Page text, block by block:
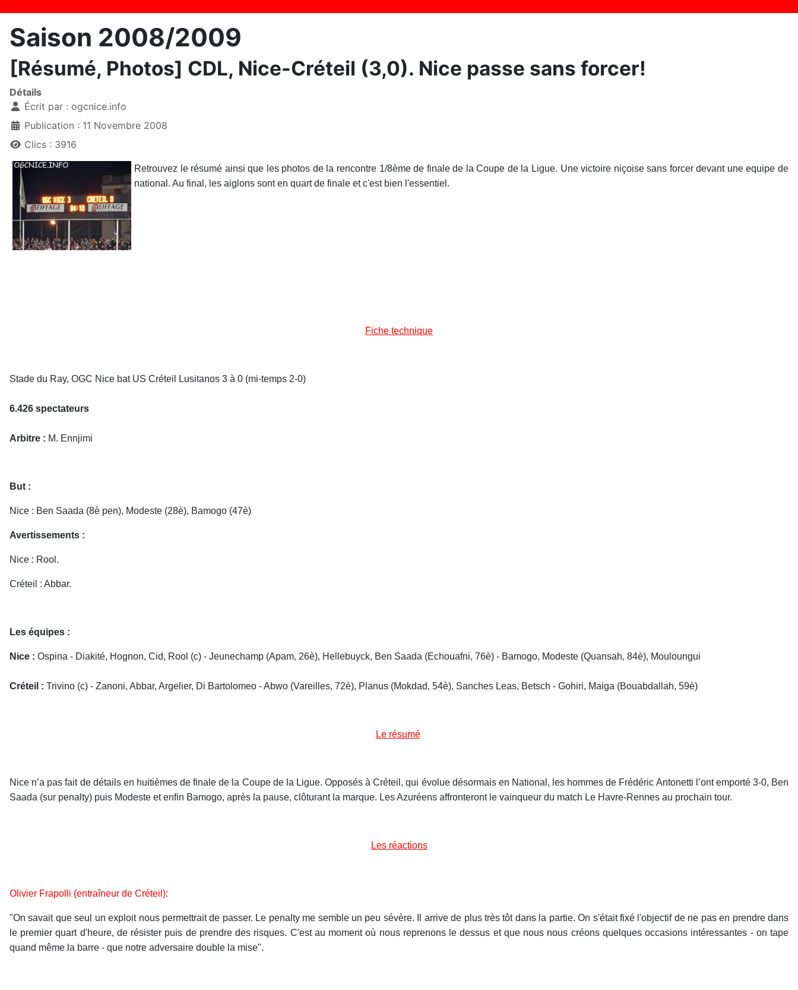
Saison 2008/2009
[Résumé, Photos] CDL, Nice-Créteil (3,0). Nice passe sans forcer!
Détails
Écrit par : ogcnice.info
Publication : 11 Novembre 2008
Clics : 3916
Retrouvez le résumé ainsi que les photos de la rencontre 1/8ème de finale de la Coupe de la Ligue. Une victoire niçoise sans forcer devant une equipe de
national. Au final, les aiglons sont en quart de finale et c'est bien l'essentiel.
Fiche technique
Stade du Ray, OGC Nice bat US Créteil Lusitanos 3 à 0 (mi-temps 2-0)
6.426 spectateurs
Arbitre : M. Ennjimi
But :
Nice : Ben Saada (8è pen), Modeste (28è), Bamogo (47è)
Avertissements :
Nice : Rool.
Créteil : Abbar.
Les équipes :
Nice : Ospina - Diakité, Hognon, Cid, Rool (c) - Jeunechamp (Apam, 26è), Hellebuyck, Ben Saada (Echouafni, 76è) - Bamogo, Modeste (Quansah, 84è), Mouloungui
Créteil : Trivino (c) - Zanoni, Abbar, Argelier, Di Bartolomeo - Abwo (Vareilles, 72è), Planus (Mokdad, 54è), Sanches Leas, Betsch - Gohiri, Maiga (Bouabdallah, 59è)
Le résumé
Nice n’a pas fait de détails en huitièmes de finale de la Coupe de la Ligue. Opposés à Créteil, qui évolue désormais en National, les hommes de Frédéric Antonetti l’ont emporté 3-0, Ben
Saada (sur penalty) puis Modeste et enfin Bamogo, après la pause, clôturant la marque. Les Azuréens affronteront le vainqueur du match Le Havre-Rennes au prochain tour.
Les réactions
Olivier Frapolli (entraîneur de Créteil):
"On savait que seul un exploit nous permettrait de passer. Le penalty me semble un peu sévère. Il arrive de plus très tôt dans la partie. On s'était fixé l'objectif de ne pas en prendre dans
le premier quart d'heure, de résister puis de prendre des risques. C'est au moment où nous reprenons le dessus et que nous nous créons quelques occasions intéressantes - on tape
quand même la barre - que notre adversaire double la mise".